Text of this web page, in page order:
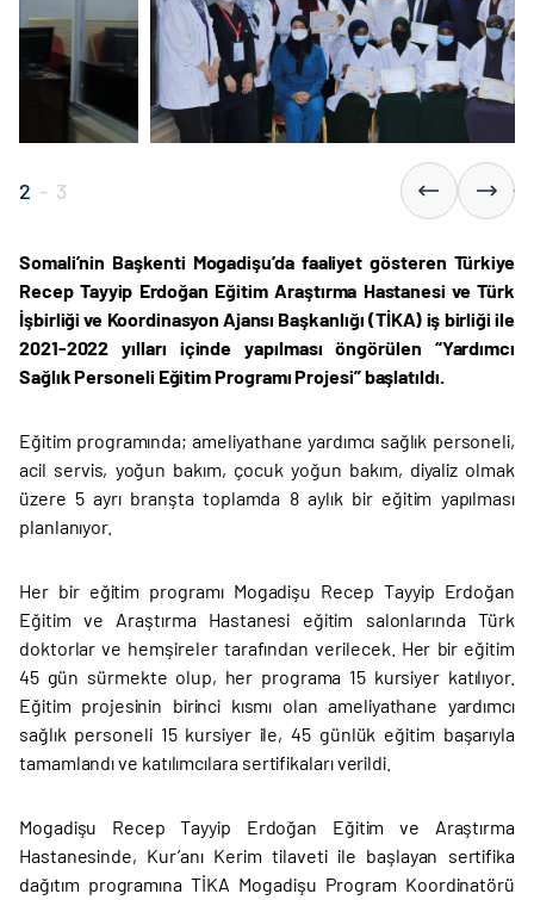
2 - 3
Somali’nin Başkenti Mogadişu’da faaliyet gösteren Türkiye
Recep Tayyip Erdoğan Eğitim Araştırma Hastanesi ve Türk
İşbirliği ve Koordinasyon Ajansı Başkanlığı (TİKA) iş birliği ile
2021-2022 yılları içinde yapılması öngörülen “Yardımcı
Sağlık Personeli Eğitim Programı Projesi” başlatıldı.
Eğitim programında; ameliyathane yardımcı sağlık personeli,
acil servis, yoğun bakım, çocuk yoğun bakım, diyaliz olmak
üzere 5 ayrı branşta toplamda 8 aylık bir eğitim yapılması
planlanıyor.
Her bir eğitim programı Mogadişu Recep Tayyip Erdoğan
Eğitim ve Araştırma Hastanesi eğitim salonlarında Türk
doktorlar ve hemşireler tarafından verilecek. Her bir eğitim
45 gün sürmekte olup, her programa 15 kursiyer katılıyor.
Eğitim projesinin birinci kısmı olan ameliyathane yardımcı
sağlık personeli 15 kursiyer ile, 45 günlük eğitim başarıyla
tamamlandı ve katılımcılara sertifikaları verildi.
Mogadişu Recep Tayyip Erdoğan Eğitim ve Araştırma
Hastanesinde, Kur’anı Kerim tilaveti ile başlayan sertifika
dağıtım programına TİKA Mogadişu Program Koordinatörü